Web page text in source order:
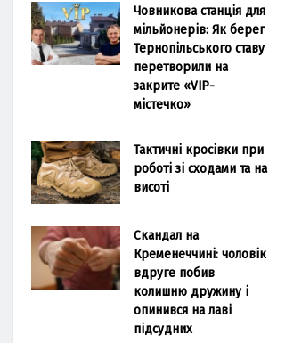
Човникова станція для
мільйонерів: Як берег
Тернопільського ставу
перетворили на
закрите «VIP-
містечко»
Тактичні кросівки при
роботі зі сходами та на
висоті
Скандал на
Кременеччині: чоловік
вдруге побив
колишню дружину і
опинився на лаві
підсудних